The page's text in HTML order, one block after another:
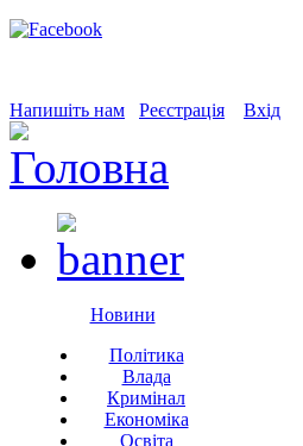
Напишіть нам Реєстрація Вхід
Новини
Політика
Влада
Кримінал
Економіка
Освіта